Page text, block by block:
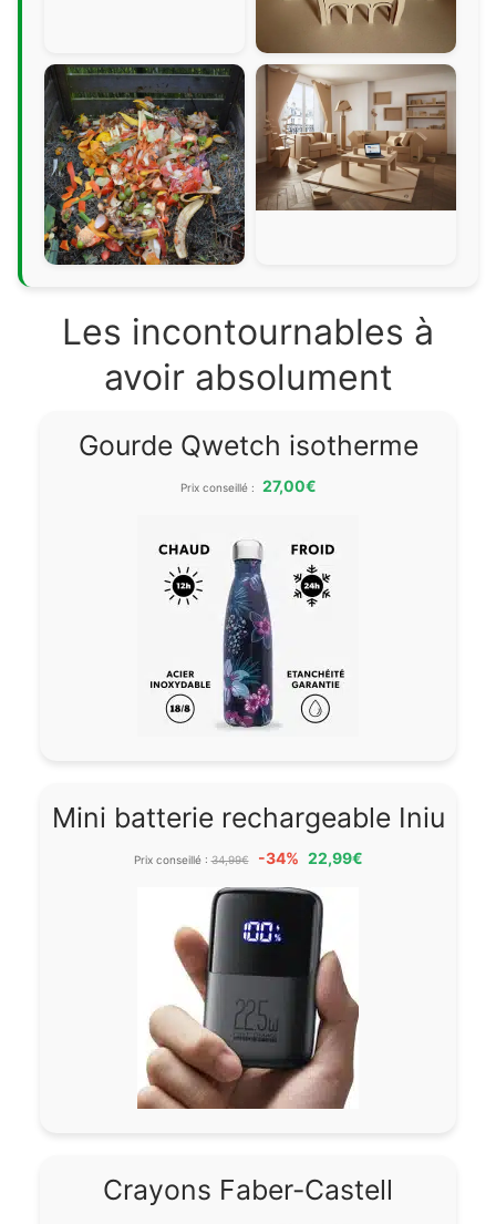
Les incontournables à
avoir absolument
Gourde Qwetch isotherme
Prix conseillé : 27,00€
Mini batterie rechargeable Iniu
Prix conseillé :34,99€ -34% 22,99€
Crayons Faber-Castell